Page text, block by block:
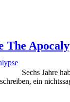
Sechs Jahre
ein